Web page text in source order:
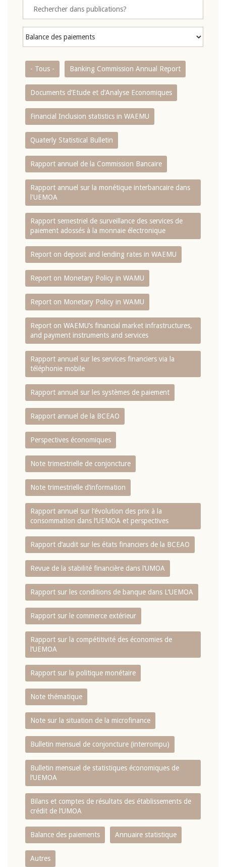
- Tous - Banking Commission Annual Report
Documents d’Etude et d’Analyse Economiques
Financial Inclusion statistics in WAEMU
Quaterly Statistical Bulletin
Rapport annuel de la Commission Bancaire
Rapport annuel sur la monétique interbancaire dans
l'UEMOA
Rapport semestriel de surveillance des services de
paiement adossés à la monnaie électronique
Report on deposit and lending rates in WAEMU
Report on Monetary Policy in WAMU
Report on Monetary Policy in WAMU
Report on WAEMU’s financial market infrastructures,
and payment instruments and services
Rapport annuel sur les services financiers via la
téléphonie mobile
Rapport annuel sur les systèmes de paiement
Rapport annuel de la BCEAO
Perspectives économiques
Note trimestrielle de conjoncture
Note trimestrielle d‘information
Rapport annuel sur l‘évolution des prix à la
consommation dans l‘UEMOA et perspectives
Rapport d‘audit sur les états financiers de la BCEAO
Revue de la stabilité financière dans l‘UMOA
Rapport sur les conditions de banque dans L‘UEMOA
Rapport sur le commerce extérieur
Rapport sur la compétitivité des économies de
l‘UEMOA
Rapport sur la politique monétaire
Note thématique
Note sur la situation de la microfinance
Bulletin mensuel de conjoncture (interrompu)
Bulletin mensuel de statistiques économiques de
l‘UEMOA
Bilans et comptes de résultats des établissements de
crédit de l‘UMOA
Balance des paiements Annuaire statistique
Autres